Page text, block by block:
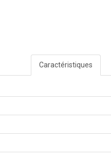
Caractéristiques